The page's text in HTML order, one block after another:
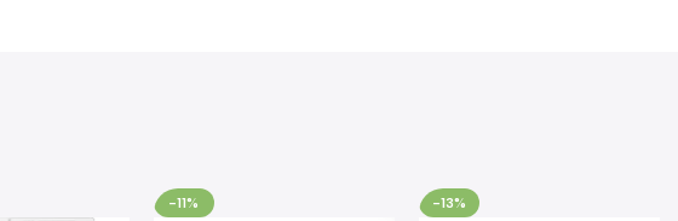
-11% -13%